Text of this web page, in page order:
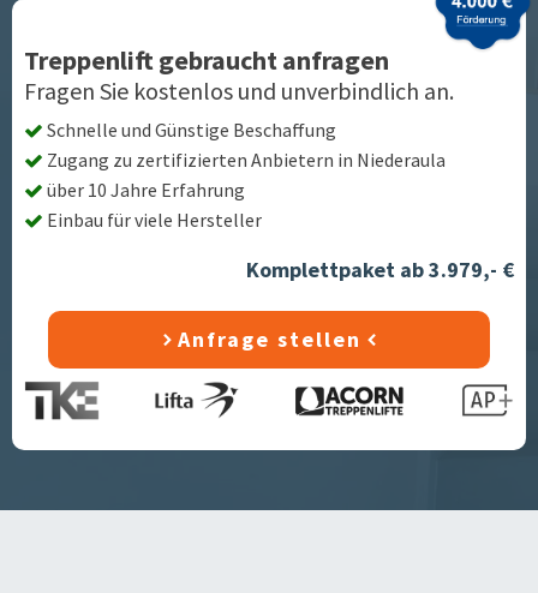
Treppenlift gebraucht anfragen
Fragen Sie kostenlos und unverbindlich an.
Schnelle und Günstige Beschaffung
Zugang zu zertifizierten Anbietern in Niederaula
über 10 Jahre Erfahrung
Einbau für viele Hersteller
Komplettpaket ab 3.979,- €
Anfrage stellen